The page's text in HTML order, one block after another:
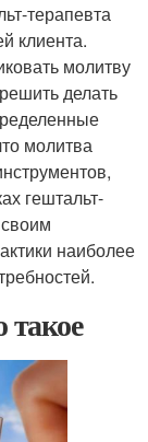
терапевта
клиента.
молитву
делать
молитва
гештальт-
наиболее
такое